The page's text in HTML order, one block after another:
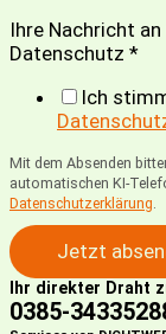
Ihre Nachricht an
Datenschutz *
Ich
Mit dem Absenden
automatischen KI-
Datenschutzerklärung.
Jetzt
Ihr direkter Draht
0385-